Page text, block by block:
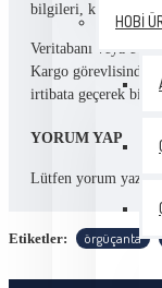
HOBI
bilgileri, kredi kartı
Veritabanı veya e-
Kargo görevlisinden
irtibata geçerek
YORUM YAP
Lütfen yorum
Etiketler: örgüçanta